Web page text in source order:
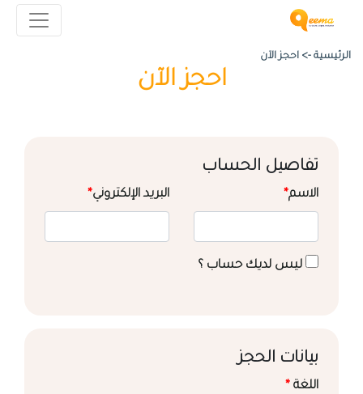
الرئيسية -> احجز الآن
احجز الآن
تفاصيل الحساب
الاسم* البريد الإلكتروني*
ليس لديك حساب ؟
بيانات الحجز
اللغة *